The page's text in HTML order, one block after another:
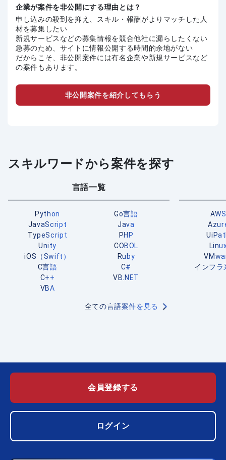
企業が案件を非公開にする理由とは？
申し込みの殺到を抑え、スキル・報酬がよりマッチした人
材を募集したい
新規サービスなどの募集情報を競合他社に漏らしたくない
急募のため、サイトに情報公開する時間的余地がない
だからこそ、非公開案件には有名企業や新規サービスなど
の案件もあります。
非公開案件を紹介してもらう
スキルワードから案件を探す
言語一覧
Python
Go言語
JavaScript
Java
TypeScript
PHP
Unity
COBOL
iOS（Swift）
Ruby
C言語
C#
C++
VB.NET
VBA
全ての言語案件を見る
AWS
インフラ
会員登録する
ログイン